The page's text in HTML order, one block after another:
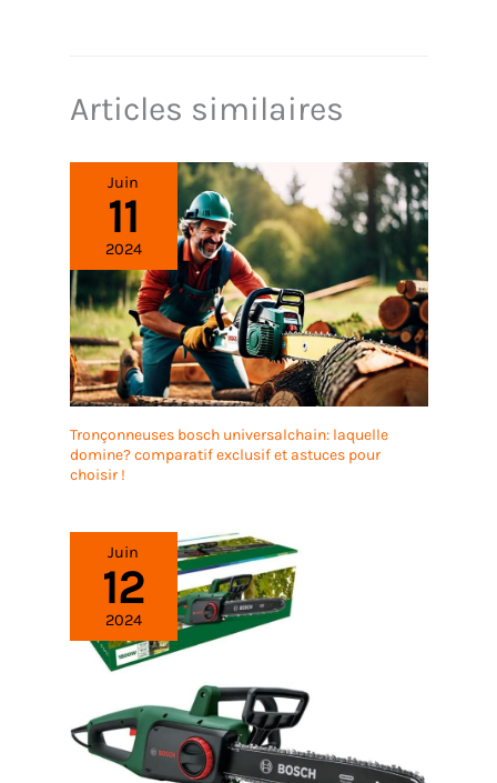
Articles similaires
Juin
11
2024
Tronçonneuses bosch universalchain: laquelle
domine? comparatif exclusif et astuces pour
choisir !
Juin
12
2024